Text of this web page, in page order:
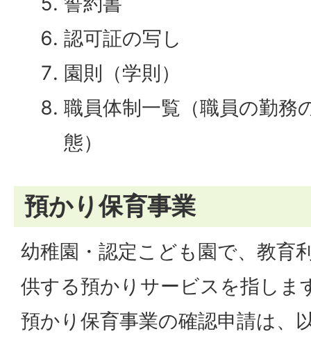
認可証の写し
園則（学則）
職員体制一覧（職員の勤務
態）
預かり保育事業
幼稚園・認定こども園で、教育
供する預かりサービスを指しま
預かり保育事業の確認申請は、